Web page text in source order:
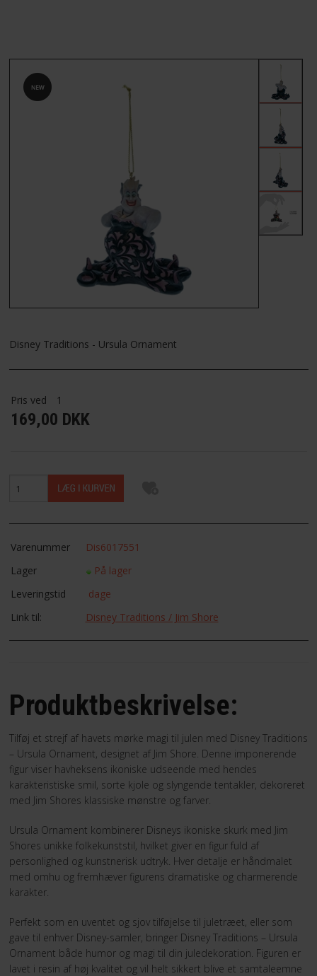
BESTIL
FRAGT
FAVORIT
Disney Traditions - Ursula Ornament
Pris ved 1
169,00 DKK
Varenummer
Dis6017551
Lager
På lager
Leveringstid
dage
Link til:
Disney Traditions / Jim Shore
Produktbeskrivelse:
Tilføj et strejf af havets mørke magi til julen med Disney Traditions
– Ursula Ornament, designet af Jim Shore. Denne imponerende
figur viser havheksens ikoniske udseende med hendes
karakteristiske smil, sorte kjole og slyngende tentakler, dekoreret
med Jim Shores klassiske mønstre og farver.
Ursula Ornament kombinerer Disneys ikoniske skurk med Jim
Shores unikke folkekunststil, hvilket giver en figur fuld af
personlighed og kunstnerisk udtryk. Hver detalje er håndmalet
med omhu og fremhæver figurens dramatiske og charmerende
karakter.
Perfekt som en uventet og sjov tilføjelse til juletræet, eller som
gave til enhver Disney-samler, bringer Disney Traditions – Ursula
Ornament både humor og magi til din juledekoration. Figuren er
lavet i resin af høj kvalitet og vil helt sikkert blive et samtaleemne